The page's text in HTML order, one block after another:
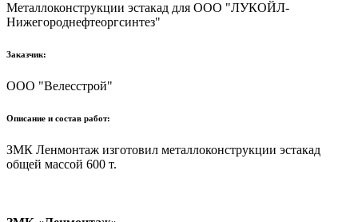
Металлоконструкции эстакад для ООО "ЛУКОЙЛ-
Нижегороднефтеоргсинтез"
Заказчик:
ООО "Велесстрой"
Описание и состав работ:
ЗМК Ленмонтаж изготовил металлоконструкции эстакад
общей массой 600 т.